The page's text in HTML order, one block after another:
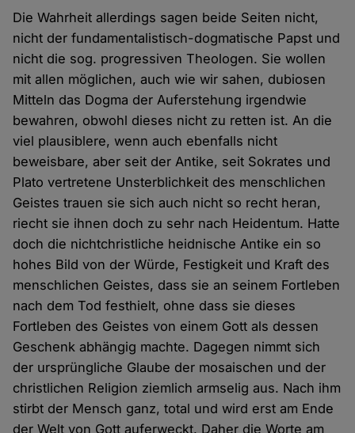
Die Wahrheit allerdings sagen beide Seiten nicht,
nicht der fundamentalistisch-dogmatische Papst und
nicht die sog. progressiven Theologen. Sie wollen
mit allen möglichen, auch wie wir sahen, dubiosen
Mitteln das Dogma der Auferstehung irgendwie
bewahren, obwohl dieses nicht zu retten ist. An die
viel plausiblere, wenn auch ebenfalls nicht
beweisbare, aber seit der Antike, seit Sokrates und
Plato vertretene Unsterblichkeit des menschlichen
Geistes trauen sie sich auch nicht so recht heran,
riecht sie ihnen doch zu sehr nach Heidentum. Hatte
doch die nichtchristliche heidnische Antike ein so
hohes Bild von der Würde, Festigkeit und Kraft des
menschlichen Geistes, dass sie an seinem Fortleben
nach dem Tod festhielt, ohne dass sie dieses
Fortleben des Geistes von einem Gott als dessen
Geschenk abhängig machte. Dagegen nimmt sich
der ursprüngliche Glaube der mosaischen und der
christlichen Religion ziemlich armselig aus. Nach ihm
stirbt der Mensch ganz, total und wird erst am Ende
der Welt von Gott auferweckt. Daher die Worte am